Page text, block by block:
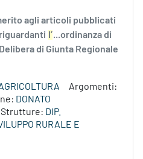
agli articoli pubblicati
l’...ordinanza di
di Giunta Regionale
Argomenti:
DONATO
Strutture: DIP.
RURALE E